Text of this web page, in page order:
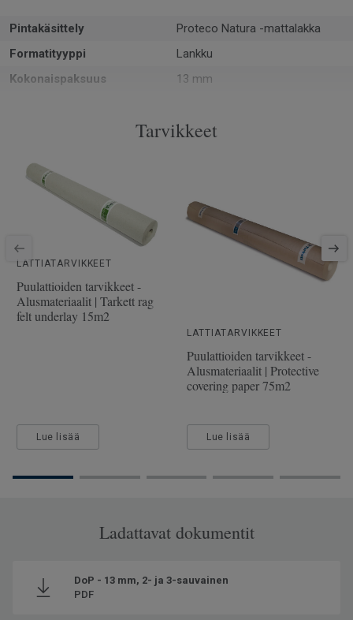
Pintakäsittely
Proteco Natura -mattalakka
Formatityyppi
Lankku
Kokonaispaksuus
13 mm
Kyllä
Kappaleita laatikossa
Asennusmenetelmä
Lukkopontti
SAP-tuotenumero
8727009
Puulaji
Pituus
Kulutuskerroksen paksuus
19.4 cm
Tarvikkeet
LATTIATARVIKKEET
Puulattioiden tarvikkeet -
Alusmateriaalit | Tarkett rag
felt underlay 15m2
Lue lisää
LATTIATARVIKKEET
Puulattioiden tarvikkeet -
Alusmateriaalit | Protective
covering paper 75m2
Lue lisää
Ladattavat dokumentit
DoP - 13 mm, 2- ja 3-sauvainen
PDF